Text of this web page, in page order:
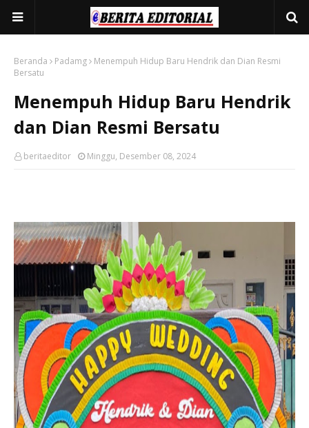
Beranda Padamg
Menempuh Hidup Baru Hendrik dan Dian Resmi
Bersatu
Menempuh Hidup Baru Hendrik
dan Dian Resmi Bersatu
beritaeditor Minggu, Desember 08, 2024